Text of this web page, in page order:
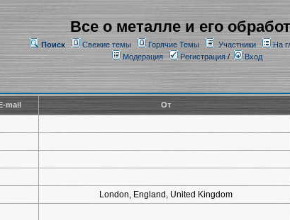
Все о металле и его
Поиск Свежие темы Горячие Темы Участники
На
Модерация
Регистрация/ Вход
mail От
London, England, United Kingdom